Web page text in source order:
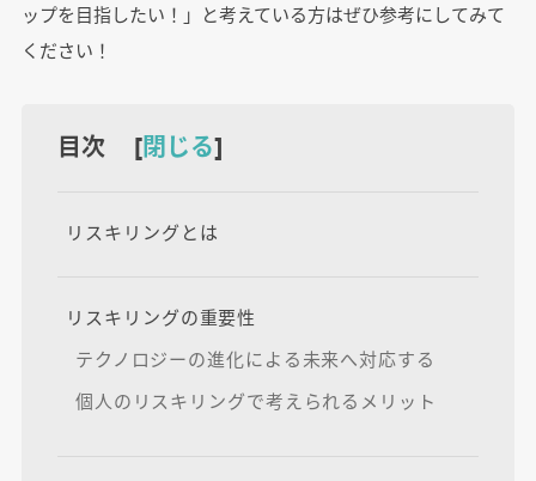
ップを目指したい！」と考えている方はぜひ参考にしてみて
ください！
目次 [閉じる]
リスキリングとは
リスキリングの重要性
テクノロジーの進化による未来へ対応する
個人のリスキリングで考えられるメリット